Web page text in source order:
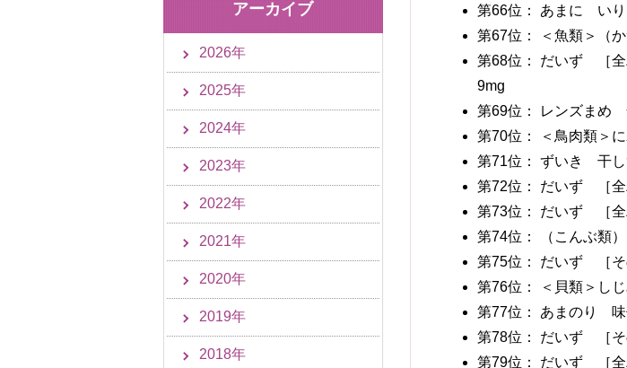
第66位： あまに い
第67位： ＜魚類＞
第68位： だいず ［
9mg
第69位： レンズ
第70位： ＜鳥肉類
第71位： ずいき
第72位： だいず ［
第73位： だいず ［
第74位： （こんぶ
第75位： だいず ［
第76位： ＜貝類＞
第77位： あまのり
第78位： だいず ［
第79位： だいず ［
アーカイブ
2026年
2025年
2024年
2023年
2022年
2021年
2020年
2019年
2018年